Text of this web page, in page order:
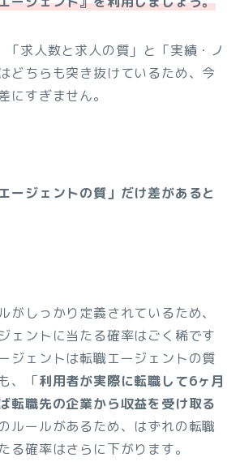
「求人数と求人の質」と「実績・ノ
どちらも突き抜けているため、今
にすぎません。
ージェントの質」だけ差があると
がしっかり定義されているため、
ェントに当たる確率はごく稀です
ジェントは転職エージェントの質
、「利用者が実際に転職して6ヶ月
転職先の企業から収益を受け取る
ルールがあるため、はずれの転職
る確率はさらに下がります。